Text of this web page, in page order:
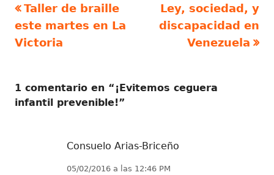
Navegación
de
Artículo
anterior
Taller de braille
este martes en La
Victoria
Artículo
siguiente
Ley, sociedad, y
discapacidad en
Venezuela
1 comentario en “ ¡Evitemos ceguera
infantil prevenible!”
Consuelo Arias-Briceño
05/02/2016 a las 12:46 PM